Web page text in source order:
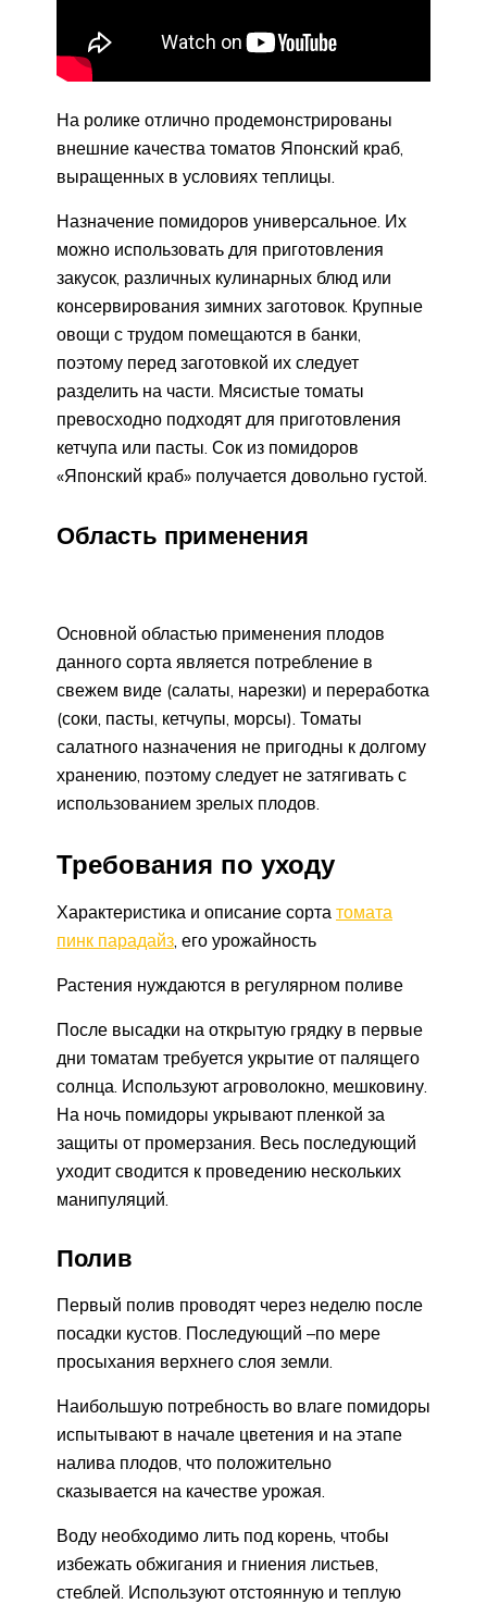
На ролике отлично продемонстрированы
внешние качества томатов Японский краб,
выращенных в условиях теплицы.
Назначение помидоров универсальное. Их
можно использовать для приготовления
закусок, различных кулинарных блюд или
консервирования зимних заготовок. Крупные
овощи с трудом помещаются в банки,
поэтому перед заготовкой их следует
разделить на части. Мясистые томаты
превосходно подходят для приготовления
кетчупа или пасты. Сок из помидоров
«Японский краб» получается довольно густой.
Область применения
Основной областью применения плодов
данного сорта является потребление в
свежем виде (салаты, нарезки) и переработка
(соки, пасты, кетчупы, морсы). Томаты
салатного назначения не пригодны к долгому
хранению, поэтому следует не затягивать с
использованием зрелых плодов.
Требования по уходу
Характеристика и описание сорта томата
пинк парадайз , его урожайность
Растения нуждаются в регулярном поливе
После высадки на открытую грядку в первые
дни томатам требуется укрытие от палящего
солнца. Используют агроволокно, мешковину.
На ночь помидоры укрывают пленкой за
защиты от промерзания. Весь последующий
уходит сводится к проведению нескольких
манипуляций.
Полив
Первый полив проводят через неделю после
посадки кустов. Последующий –по мере
просыхания верхнего слоя земли.
Наибольшую потребность во влаге помидоры
испытывают в начале цветения и на этапе
налива плодов, что положительно
сказывается на качестве урожая.
Воду необходимо лить под корень, чтобы
избежать обжигания и гниения листьев,
стеблей. Используют отстоянную и теплую